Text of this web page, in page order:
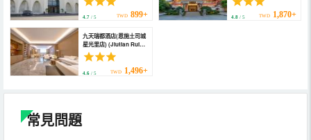
4.7 / 5 TWD 899+ 4.8/ 5 TWD 1,870+
九天瑞都酒店(恩施土司城
星光里店) (Jiutian Ruidu
Hotel (Enshi Starlight
Shopping Center
Aviation Road Branch))
4.6 / 5 TWD 1,496+
常見問題